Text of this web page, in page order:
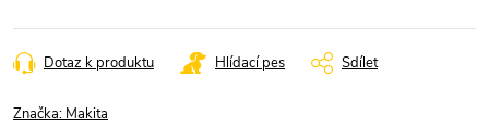
cena:
Dotaz k produktu Hlídací pes Sdílet
Značka: Makita